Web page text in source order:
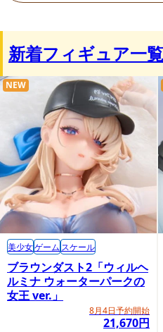
新着フィギュア一覧
ブラウンダスト2「ウィルヘ
ルミナ ウォーターパークの
女王 ver.」
8月4日予約開始
21,670円
NEW
美少女ゲーム スケール